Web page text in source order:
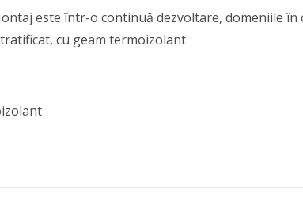
este într-o continuă dezvoltare, domeniile
cu geam termoizolant